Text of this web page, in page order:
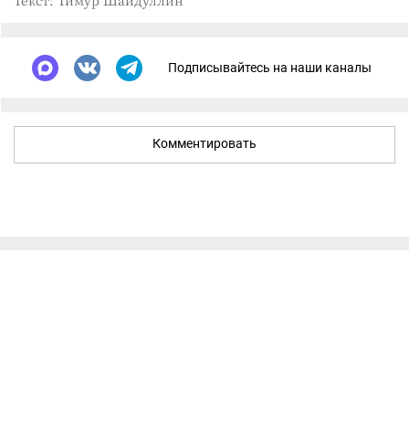
Подписывайтесь на наши каналы
Комментировать